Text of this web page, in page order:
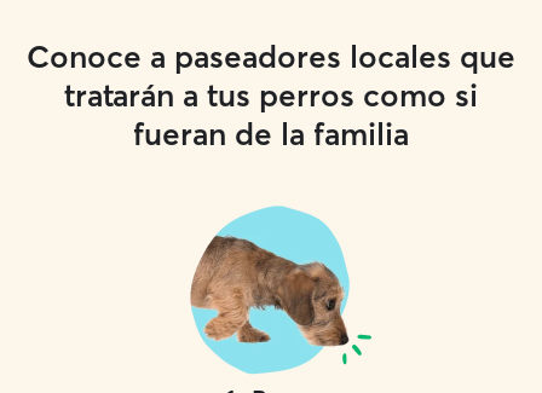
Conoce a paseadores locales que
tratarán a tus perros como si
fueran de la familia